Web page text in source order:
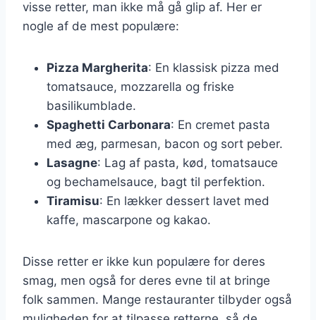
visse retter, man ikke må gå glip af. Her er
nogle af de mest populære:
Pizza Margherita: En klassisk pizza med
tomatsauce, mozzarella og friske
basilikumblade.
Spaghetti Carbonara: En cremet pasta
med æg, parmesan, bacon og sort peber.
Lasagne: Lag af pasta, kød, tomatsauce
og bechamelsauce, bagt til perfektion.
Tiramisu: En lækker dessert lavet med
kaffe, mascarpone og kakao.
Disse retter er ikke kun populære for deres
smag, men også for deres evne til at bringe
folk sammen. Mange restauranter tilbyder også